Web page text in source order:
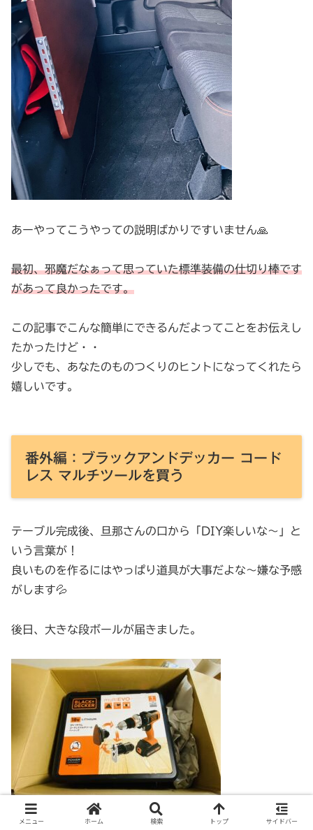
あーやってこうやっての説明ばかりですいません🙏
最初、邪魔だなぁって思っていた標準装備の仕切り棒です
があって良かったです。
この記事でこんな簡単にできるんだよってことをお伝えし
たかったけど・・
少しでも、あなたのものつくりのヒントになってくれたら
嬉しいです。
番外編：ブラックアンドデッカー コード
レス マルチツールを買う
テーブル完成後、旦那さんの口から「DIY楽しいな〜」と
いう言葉が！
良いものを作るにはやっぱり道具が大事だよな〜嫌な予感
がします💦
後日、大きな段ボールが届きました。
メニュー ホーム 検索 トップ サイドバー